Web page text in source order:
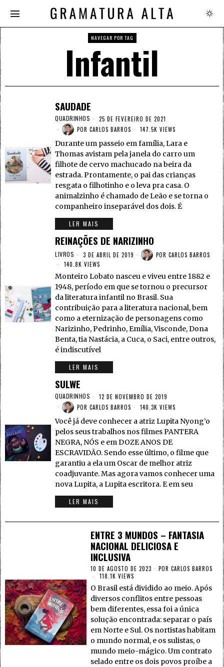
NAVEGAR POR TAG
Infantil
SAUDADE
QUADRINHOS
25 DE FEVEREIRO DE 2021
POR CARLOS BARROS 147.5K VIEWS
Durante um passeio em família, Lara e
Thomas avistam pela janela do carro um
filhote de cervo machucado na beira da
estrada. Prontamente, o pai das crianças
resgata o filhotinho e o leva pra casa. O
animalzinho é chamado de Leão e se torna o
companheiro inseparável dos dois. É
LER MAIS
REINAÇÕES DE NARIZINHO
LIVROS 3 DE ABRIL DE 2019 POR CARLOS BARROS
140.8K VIEWS
Monteiro Lobato nasceu e viveu entre 1882 e
1948, período em que se tornou o precursor
da literatura infantil no Brasil. Sua
contribuição para a literatura nacional, bem
como a eternização de personagens como
Narizinho, Pedrinho, Emília, Visconde, Dona
Benta, tia Nastácia, a Cuca, o Saci, entre outros,
é indiscutível
LER MAIS
SULWE
QUADRINHOS
12 DE NOVEMBRO DE 2019
POR CARLOS BARROS 140.3K VIEWS
Você já deve conhecer a atriz Lupita Nyong’o
pelos seus trabalhos nos filmes PANTERA
NEGRA, NÓS e em DOZE ANOS DE
ESCRAVIDÃO. Sendo esse último, o filme que
garantiu a ela um Oscar de melhor atriz
coadjuvante. Mas agora vamos conhecer uma
nova Lupita, a Lupita escritora. E em seu
LER MAIS
ENTRE 3 MUNDOS – FANTASIA
NACIONAL DELICIOSA E
INCLUSIVA
10 DE AGOSTO DE 2023 PORCARLOS BARROS
118.1K VIEWS
O Brasil está dividido ao meio. Após
diversos conflitos entre pessoas
bem diferentes, essa foi a única
solução encontrada: separar o país
em Norte e Sul. Os nortistas habitam
o mundo normal, e os sulistas, o
mundo meio-mágico. Um contrato
selado entre os dois povos proíbe a